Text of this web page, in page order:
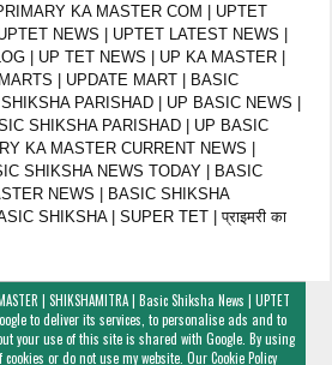
KA MASTER COM | UPTET
NEWS | UPTET LATEST NEWS |
| UP TET NEWS | UP KA MASTER |
| UPDATE MART | BASIC
PARISHAD | UP BASIC NEWS |
SHIKSHA PARISHAD | UP BASIC
KA MASTER CURRENT NEWS |
SHIKSHA NEWS TODAY | BASIC
NEWS | BASIC SHIKSHA
SHIKSHA | SUPER TET | प्राइमरी का
| SHIKSHAMITRA | Basic Shiksha News | UPTET
to deliver its services, to personalise ads and to
your use of this site is shared with Google. By using
or do not use my website. OurCookie Policy